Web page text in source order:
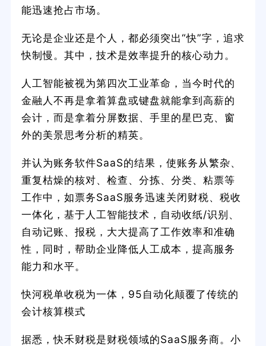
能迅速抢占市场。
无论是企业还是个人，都必须突出“快”字，追求
快制慢。其中，技术是效率提升的核心动力。
人工智能被视为第四次工业革命，当今时代的
金融人不再是拿着算盘或键盘就能拿到高薪的
会计，而是拿着分屏数据、手里的星巴克、窗
外的美景思考分析的精英。
并认为账务软件SaaS的结果，使账务从繁杂、
重复枯燥的核对、检查、分拣、分类、粘票等
工作中，如票务SaaS服务迅速关闭财税、税收
一体化，基于人工智能技术，自动收纸/识别、
自动记账、报税，大大提高了工作效率和准确
性，同时，帮助企业降低人工成本，提高服务
能力和水平。
快河税单收税为一体，95自动化颠覆了传统的
会计核算模式
据悉，快禾财税是财税领域的SaaS服务商。小